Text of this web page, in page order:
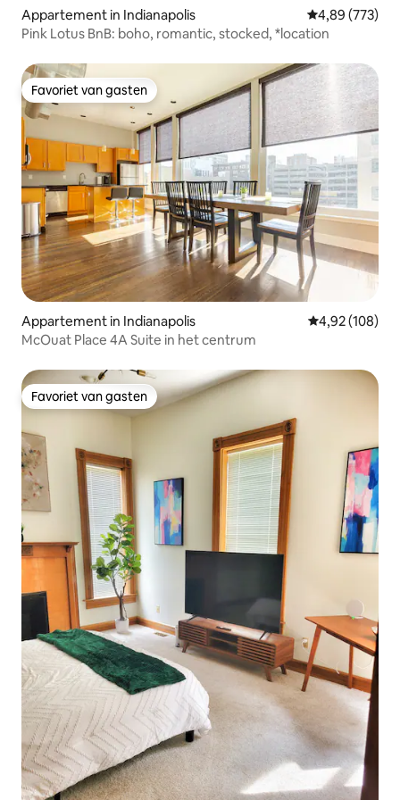
Appartement in Indianapolis Gemiddelde
4,89 (773)
Pink Lotus BnB: boho, romantic, stocked, *location
Favoriet van gasten
Favoriet van gasten
Appartement in Indianapolis Gemiddelde
4,92 (108)
McOuat Place 4A Suite in het centrum
Favoriet van gasten
Favoriet van gasten